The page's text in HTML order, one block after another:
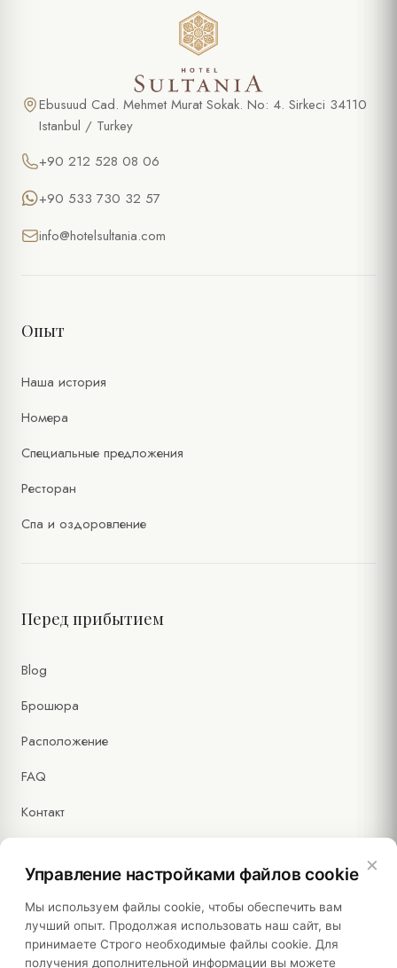
Ebusuud Cad. Mehmet Murat Sokak. No: 4. Sirkeci 34110
Istanbul / Turkey
+90 212 528 08 06
+90 533 730 32 57
info@hotelsultania.com
Опыт
Наша история
Номера
Специальные предложения
Ресторан
Спа и оздоровление
Перед прибытием
Blog
Брошюра
Расположение
FAQ
Контакт
Правовая информация
Политики
×
Управление настройками файлов cookie
Мы используем файлы cookie, чтобы обеспечить вам
лучший опыт. Продолжая использовать наш сайт, вы
принимаете Строго необходимые файлы cookie. Для
получения дополнительной информации вы можете